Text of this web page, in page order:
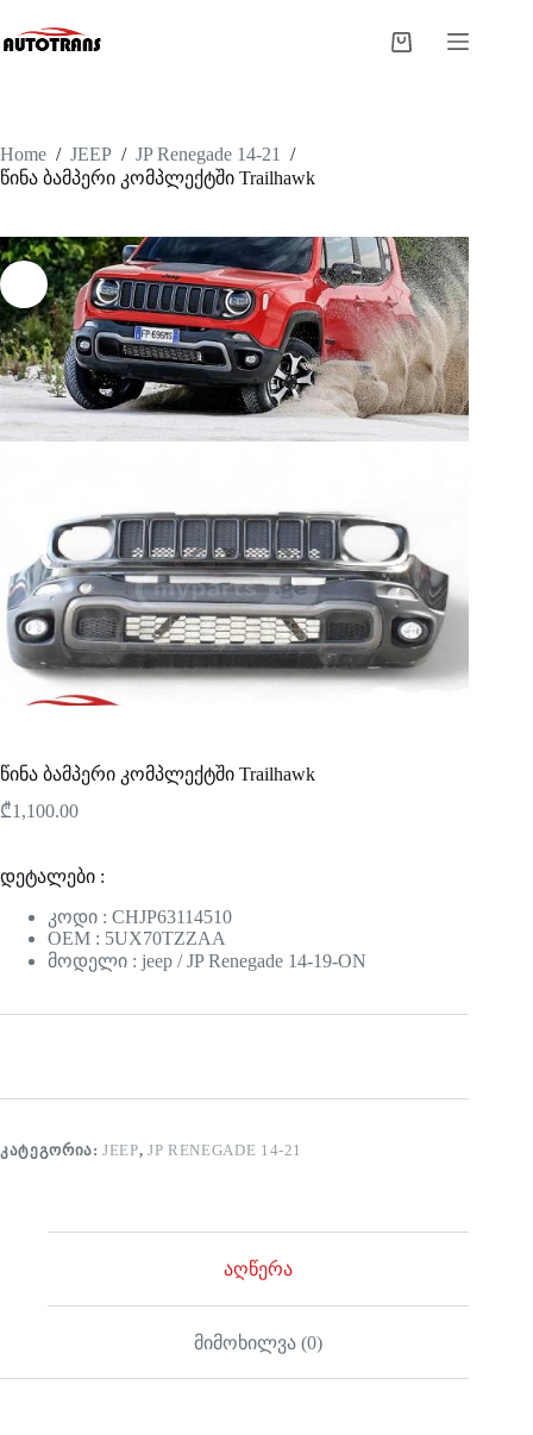
Home / JEEP / JP Renegade 14-21
/
წინა ბამპერი კომპლექტში Trailhawk
წინა ბამპერი კომპლექტში Trailhawk
₾1,100.00
დეტალები :
კოდი : CHJP63114510
OEM : 5UX70TZZAA
მოდელი : jeep / JP Renegade 14-19-ON
ᲙᲐᲢᲔᲒᲝᲠᲘᲐ:JEEP,JP RENEGADE 14-21
აღწერა
მიმოხილვა (0)